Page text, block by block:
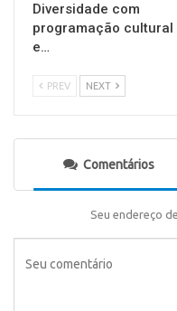
Diversidade com
programação cultural
e…
PREV NEXT
Comentários
Seu endereço